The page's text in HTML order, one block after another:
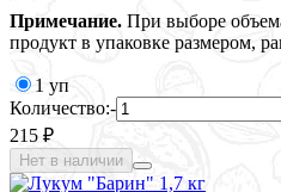
Примечание. При выборе
продукт в упаковке размером,
1 уп
Количество:-
215 ₽
Нет в наличии